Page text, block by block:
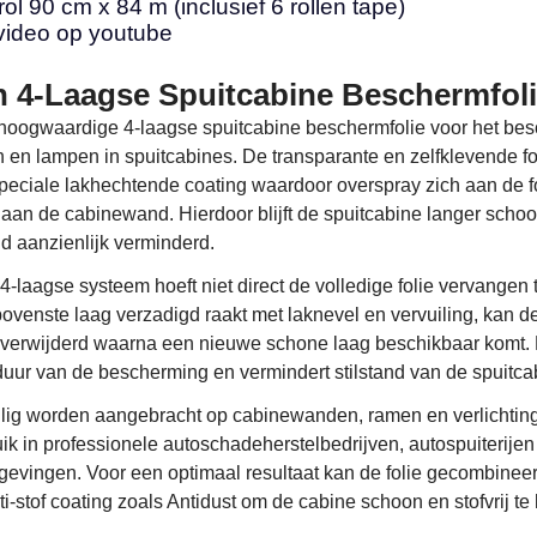
90 cm x 84 m (inclusief 6 rollen tape)
op youtube
4-Laagse Spuitcabine
4-laagse spuitcabine beschermfolie voor het
en lampen in spuitcabines. De transparante en zelfklevende
lakhechtende coating waardoor overspray zich aan de
de cabinewand. Hierdoor blijft de spuitcabine langer
aanzienlijk verminderd.
laagse systeem hoeft niet direct de volledige folie vervangen
laag verzadigd raakt met laknevel en vervuiling, kan
waarna een nieuwe schone laag beschikbaar komt.
van de bescherming en vermindert stilstand van de
worden aangebracht op cabinewanden, ramen en
in professionele autoschadeherstelbedrijven,
Voor een optimaal resultaat kan de folie
stof coating zoals Antidust om de cabine schoon en stofvrij te